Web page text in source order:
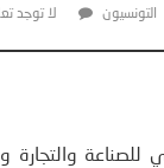
التونسيون لا توجد
للصناعة والتجارة